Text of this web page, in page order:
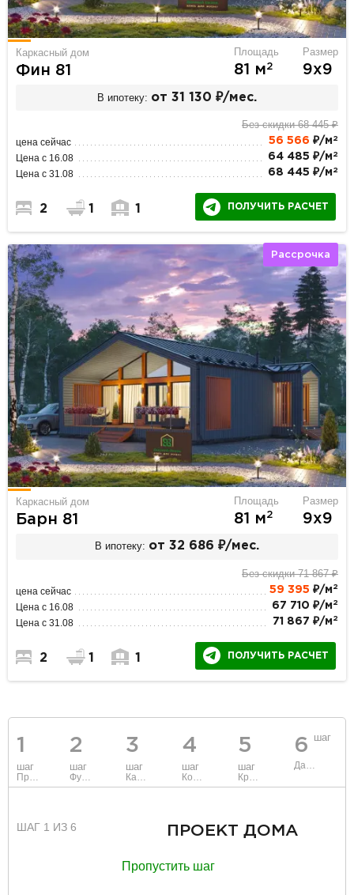
Каркасный дом
Фин 81
Площадь
81 м2
Размер
9х9
В ипотеку: от 31 130 ₽/мес.
Без скидки 68 445 ₽
цена сейчас 56 566 ₽/м 2
Цена с 16.08 64 485 ₽/м 2
Цена с 31.08 68 445 ₽/м 2
2 1 1 ПОЛУЧИТЬ РАСЧЕТ
Рассрочка
Каркасный дом
Барн 81
Площадь
81 м2
Размер
9х9
В ипотеку: от 32 686 ₽/мес.
Без скидки 71 867 ₽
цена сейчас 59 395 ₽/м 2
Цена с 16.08 67 710 ₽/м 2
Цена с 31.08 71 867 ₽/м 2
2 1 1 ПОЛУЧИТЬ РАСЧЕТ
1
шаг
2
шаг
3
шаг
4
шаг
5
шаг
6 шаг
ШАГ 1 ИЗ 6 ПРОЕКТ ДОМА
Пропустить шаг